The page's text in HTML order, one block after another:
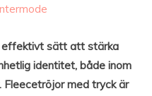
effektivt sätt att stärka
identitet, både inom
med tryck är